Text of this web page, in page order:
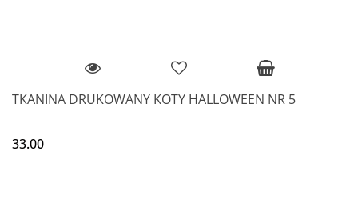
TKANINA DRUKOWANY KOTY HALLOWEEN NR 5
33.00